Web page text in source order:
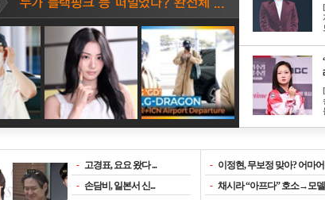
- 고경표, 요요 왔다 ...
- 손담비, 일본서 신...
- 이정현, 무보정 맞아? 어마
- 채시라 “아프다” 호소→모델